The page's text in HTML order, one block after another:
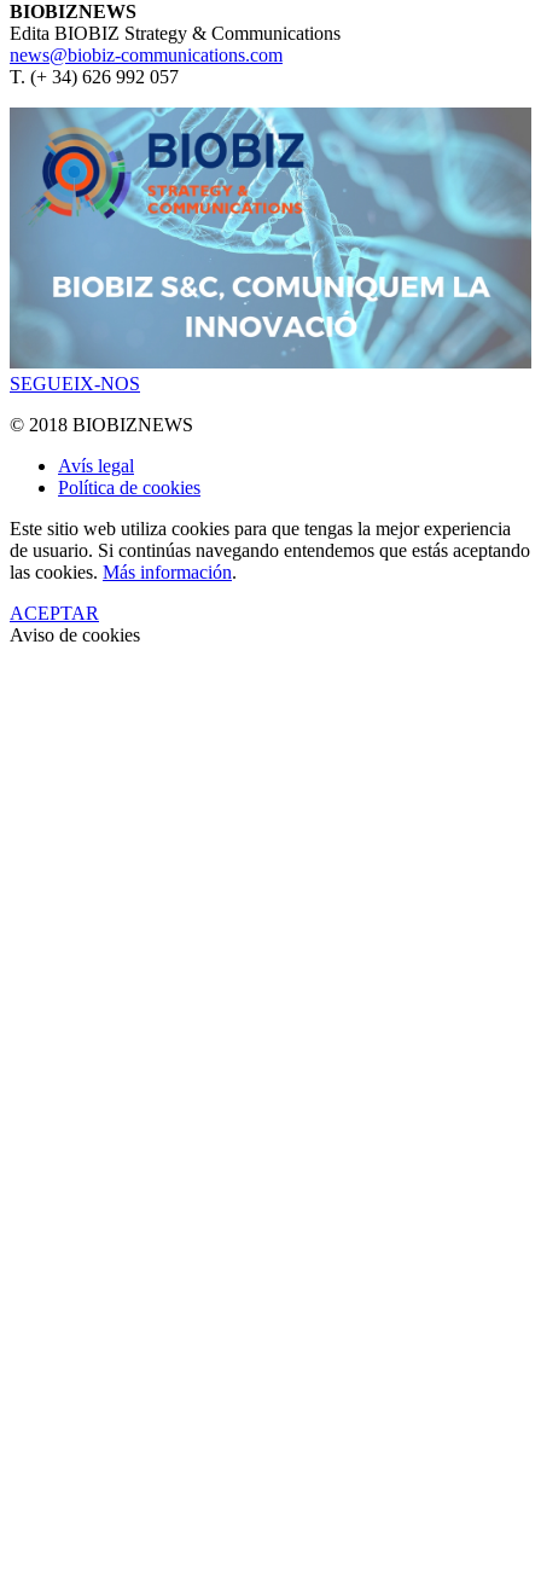
BIOBIZNEWS
Edita BIOBIZ Strategy & Communications
news@biobiz-communications.com
T. (+ 34) 626 992 057
SEGUEIX-NOS
© 2018 BIOBIZNEWS
Avís legal
Política de cookies
Este sitio web utiliza cookies para que tengas la mejor experiencia
de usuario. Si continúas navegando entendemos que estás aceptando
las cookies. Más información.
ACEPTAR
Aviso de cookies